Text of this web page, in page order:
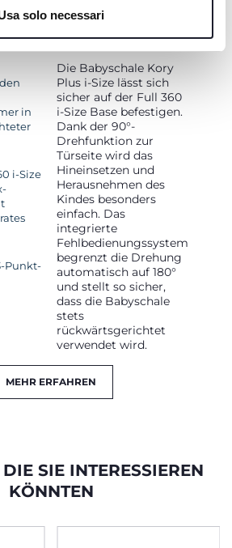
solo necessari
in
i-Size
Punkt-
SYSTEM
Die Babyschale Kory
Plus i-Size lässt sich
sicher auf der Full 360
i-Size Base befestigen.
Dank der 90°-
Drehfunktion zur
Türseite wird das
Hineinsetzen und
Herausnehmen des
Kindes besonders
einfach. Das
integrierte
Fehlbedienungssystem
begrenzt die Drehung
automatisch auf 180°
und stellt so sicher,
dass die Babyschale
stets
rückwärtsgerichtet
verwendet wird.
MEHR ERFAHREN
SIE INTERESSIEREN
KÖNNTEN